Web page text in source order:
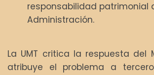
responsabilidad patrimonial
Administración.
La UMT critica la respuesta del
atribuye el problema a